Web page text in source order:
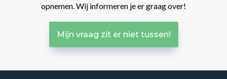
opnemen. Wij informeren je er graag over!
Mijn vraag zit er niet tussen!